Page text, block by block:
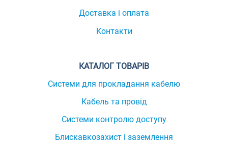
Доставка і оплата
Контакти
КАТАЛОГ ТОВАРІВ
Системи для прокладання кабелю
Кабель та провід
Системи контролю доступу
Блискавкозахист і заземлення